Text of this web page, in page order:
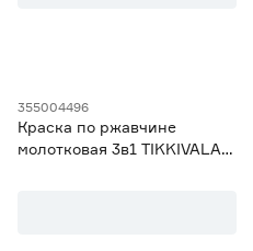
355004496
Краска по ржавчине
молотковая 3в1 TIKKIVALA